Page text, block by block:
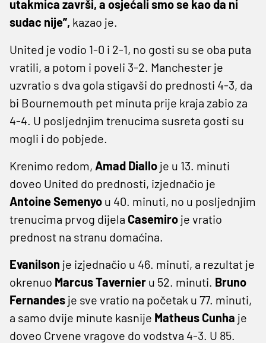
utakmica završi, a osjećali smo se kao da ni
sudac nije”, kazao je.
United je vodio 1-0 i 2-1, no gosti su se oba puta
vratili, a potom i poveli 3-2. Manchester je
uzvratio s dva gola stigavši do prednosti 4-3, da
bi Bournemouth pet minuta prije kraja zabio za
4-4. U posljednjim trenucima susreta gosti su
mogli i do pobjede.
Krenimo redom, Amad Diallo je u 13. minuti
doveo United do prednosti, izjednačio je
Antoine Semenyo u 40. minuti, no u posljednjim
trenucima prvog dijela Casemiro je vratio
prednost na stranu domaćina.
Evanilson je izjednačio u 46. minuti, a rezultat je
okrenuo MarcusTavernier u 52. minuti. Bruno
Fernandes je sve vratio na početak u 77. minuti,
a samo dvije minute kasnije Matheus Cunha je
doveo Crvene vragove do vodstva 4-3. U 85.